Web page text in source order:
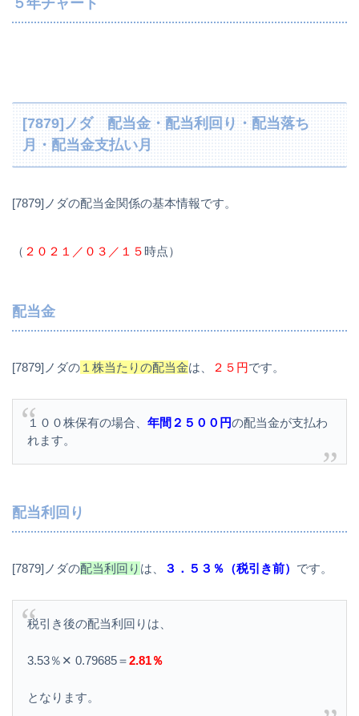
５年チャート
[7879]ノダ 配当金・配当利回り・配当落ち
月・配当金支払い月
[7879]ノダの配当金関係の基本情報です。
（ ２０２１／０３／１５時点）
配当金
[7879]ノダの １株当たりの配当金は、 ２５円です。
１００株保有の場合、 年間２５００円の配当金が支払わ
れます。
配当利回り
[7879]ノダの配当利回り は、 ３．５３％（税引き前） です。
税引き後の配当利回りは、
3.53％✕ 0.79685＝2.81％
となります。